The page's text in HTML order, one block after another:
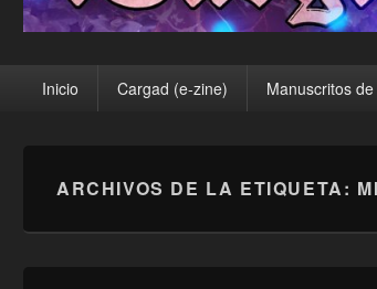
¡Cargad!
principalInicio Cargad (e-zine) Manuscritos
ARCHIVOS DE LA ETIQUETA: